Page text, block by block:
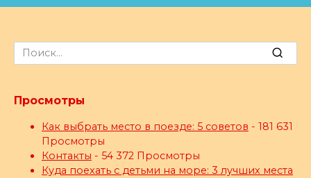
Search
for:
Просмотры
Как выбрать место в поезде: 5 советов - 181 631
Просмотры
Контакты - 54 372 Просмотры
Куда поехать с детьми на море: 3 лучших места